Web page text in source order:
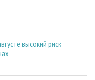
высокий риск